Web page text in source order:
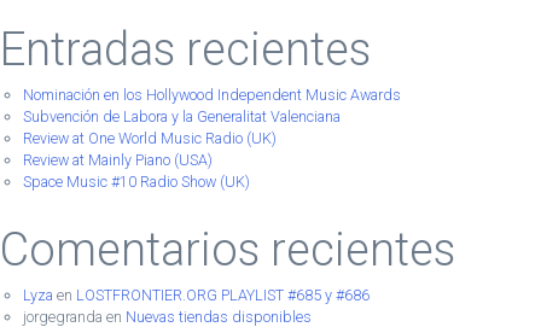
Entradas recientes
Nominación en los Hollywood Independent Music Awards
Subvención de Labora y la Generalitat Valenciana
Review at One World Music Radio (UK)
Review at Mainly Piano (USA)
Space Music #10 Radio Show (UK)
Comentarios recientes
Lyza en LOSTFRONTIER.ORG PLAYLIST #685 y #686
jorgegranda en Nuevas tiendas disponibles